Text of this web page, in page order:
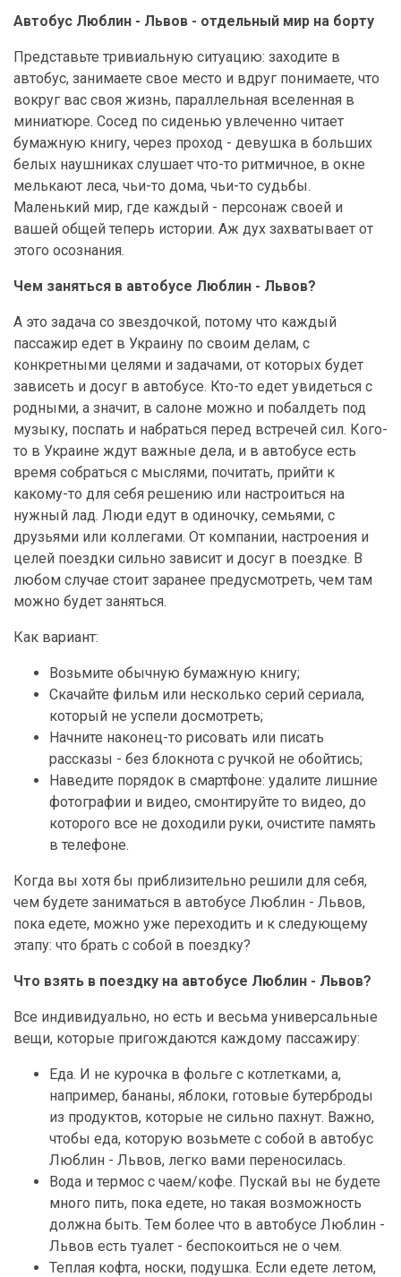
Автобус Люблин - Львов - отдельный мир на борту
Представьте тривиальную ситуацию: заходите в
автобус, занимаете свое место и вдруг понимаете, что
вокруг вас своя жизнь, параллельная вселенная в
миниатюре. Сосед по сиденью увлеченно читает
бумажную книгу, через проход - девушка в больших
белых наушниках слушает что-то ритмичное, в окне
мелькают леса, чьи-то дома, чьи-то судьбы.
Маленький мир, где каждый - персонаж своей и
вашей общей теперь истории. Аж дух захватывает от
этого осознания.
Чем заняться в автобусе Люблин - Львов?
А это задача со звездочкой, потому что каждый
пассажир едет в Украину по своим делам, с
конкретными целями и задачами, от которых будет
зависеть и досуг в автобусе. Кто-то едет увидеться с
родными, а значит, в салоне можно и побалдеть под
музыку, поспать и набраться перед встречей сил. Кого-
то в Украине ждут важные дела, и в автобусе есть
время собраться с мыслями, почитать, прийти к
какому-то для себя решению или настроиться на
нужный лад. Люди едут в одиночку, семьями, с
друзьями или коллегами. От компании, настроения и
целей поездки сильно зависит и досуг в поездке. В
любом случае стоит заранее предусмотреть, чем там
можно будет заняться.
Как вариант:
Возьмите обычную бумажную книгу;
Скачайте фильм или несколько серий сериала,
который не успели досмотреть;
Начните наконец-то рисовать или писать
рассказы - без блокнота с ручкой не обойтись;
Наведите порядок в смартфоне: удалите лишние
фотографии и видео, смонтируйте то видео, до
которого все не доходили руки, очистите память
в телефоне.
Когда вы хотя бы приблизительно решили для себя,
чем будете заниматься в автобусе Люблин - Львов,
пока едете, можно уже переходить и к следующему
этапу: что брать с собой в поездку?
Что взять в поездку на автобусе Люблин - Львов?
Все индивидуально, но есть и весьма универсальные
вещи, которые пригождаются каждому пассажиру:
Еда. И не курочка в фольге с котлетками, а,
например, бананы, яблоки, готовые бутерброды
из продуктов, которые не сильно пахнут. Важно,
чтобы еда, которую возьмете с собой в автобус
Люблин - Львов, легко вами переносилась.
Вода и термос с чаем/кофе. Пускай вы не будете
много пить, пока едете, но такая возможность
должна быть. Тем более что в автобусе Люблин -
Львов есть туалет - беспокоиться не о чем.
Теплая кофта, носки, подушка. Если едете летом,